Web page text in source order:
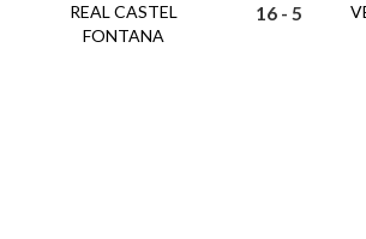
REAL CASTEL
FONTANA
16 - 5